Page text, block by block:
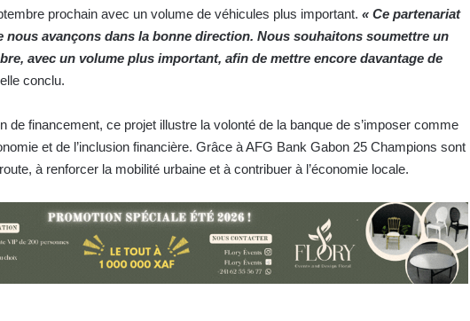
prochain avec un volume de véhicules plus important. « Ce partenariat
nous avançons dans la bonne direction. Nous souhaitons soumettre un
avec un volume plus important, afin de mettre encore davantage de
conclu.
de financement, ce projet illustre la volonté de la banque de s’imposer comme
et de l’inclusion financière. Grâce à AFG Bank Gabon 25 Champions sont
à renforcer la mobilité urbaine et à contribuer à l’économie locale.
Gabon : Libreville hôte de l’Atelier
sur la protection des végétaux
BAC 2026 : 100 % de taux de